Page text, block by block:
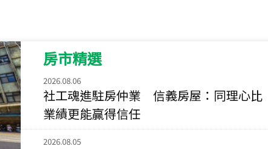
115
新北市永和區環河西路二段
115年07月 成交
央央 5,800
房市精選
2026.08.06
社工魂進駐房仲業 信義房屋：同理心比
業績更能贏得信任
2026.08.05